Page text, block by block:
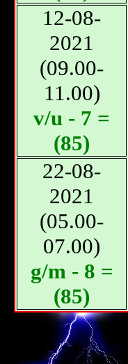
12-08-
2021
(09.00-
11.00)
v/u - 7 =
(85)
22-08-
2021
(05.00-
07.00)
g/m - 8 =
(85)